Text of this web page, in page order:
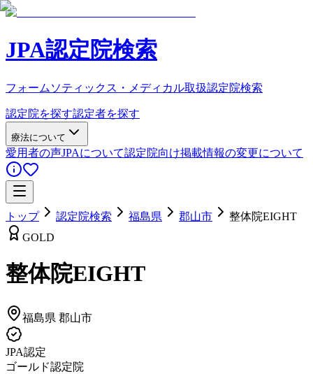
JPA認定院検索
フォームソティックス・メディカル取扱認定院検索
認定院を探す認定者を探す
療法について
愛用者の声JPAについて認定院向け掲載情報の変更について
トップ 認定院検索 福島県 郡山市
整体院EIGHT
GOLD
整体院EIGHT
福島県 郡山市
JPA認定
ゴールド認定院